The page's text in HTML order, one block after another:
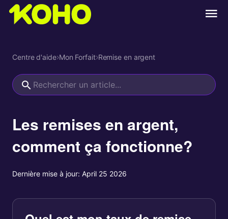
Centre d'aide›Mon Forfait›Remise en argent
Les remises en argent,
comment ça fonctionne?
Dernière mise à jour: April 25 2026